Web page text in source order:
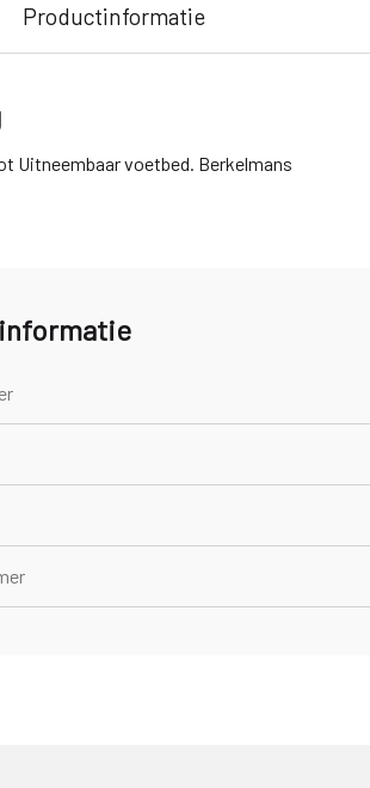
Productinformatie
Uitneembaar voetbed. Berkelmans